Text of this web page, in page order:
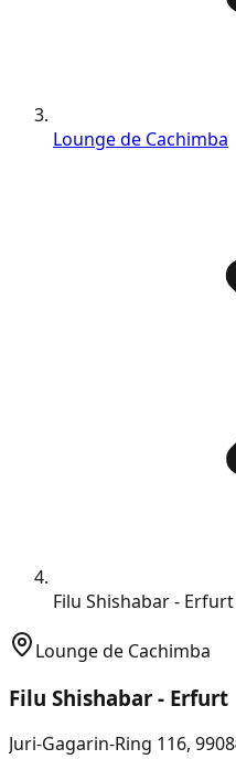
Lounge de Cachimba
Filu Shishabar - Erfurt
Lounge de Cachimba
Filu Shishabar - Erfurt
Juri-Gagarin-Ring 116,